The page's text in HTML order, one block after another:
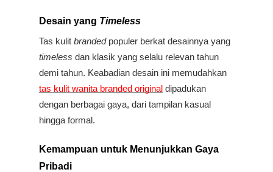
Desain yang Timeless
Tas kulit branded
timeless dan klasik yang selalu relevan tahun
tas kulit wanita branded original dipadukan
dengan berbagai gaya, dari tampilan kasual
hingga formal.
Kemampuan untuk Menunjukkan Gaya
Pribadi